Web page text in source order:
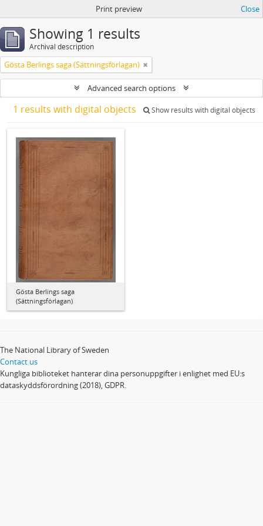
Print preview Close
Showing 1 results
Archival description
Gösta Berlings saga (Sättningsförlagan)
Advanced search options
1 results with digital objects Show results with digital objects
Gösta Berlings saga
(Sättningsförlagan)
The National Library of Sweden
Contact us
Kungliga biblioteket hanterar dina personuppgifter i enlighet med EU:s
dataskyddsförordning (2018), GDPR.